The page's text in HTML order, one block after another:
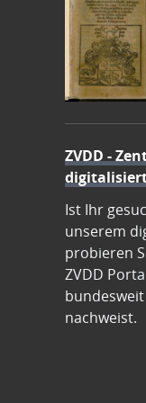
ZVDD -
Ist Ihr
unserem
probieren
ZVDD
nachweist.